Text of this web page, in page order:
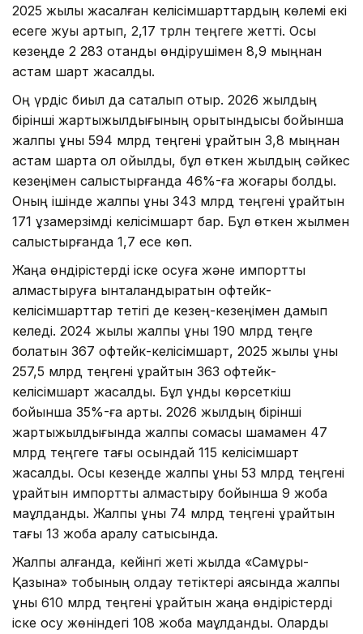
2025 жылы жасалған келісімшарттардың көлемі екі
есеге жуық артып, 2,17 трлн теңгеге жетті. Осы
кезеңде 2 283 отандық өндірушімен 8,9 мыңнан
астам шарт жасалды.
Оң үрдіс биыл да сақталып отыр. 2026 жылдың
бірінші жартыжылдығының қорытындысы бойынша
жалпы құны 594 млрд теңгені құрайтын 3,8 мыңнан
астам шартқа қол қойылды, бұл өткен жылдың сәйкес
кезеңімен салыстырғанда 46%-ға жоғары болды.
Оның ішінде жалпы құны 343 млрд теңгені құрайтын
171 ұзақмерзімді келісімшарт бар. Бұл өткен жылмен
салыстырғанда 1,7 есе көп.
Жаңа өндірістерді іске қосуға және импортты
алмастыруға ынталандыратын офтейк-
келісімшарттар тетігі де кезең-кезеңімен дамып
келеді. 2024 жылы жалпы құны 190 млрд теңге
болатын 367 офтейк-келісімшарт, 2025 жылы құны
257,5 млрд теңгені құрайтын 363 офтейк-
келісімшарт жасалды. Бұл құндық көрсеткіш
бойынша 35%-ға артық. 2026 жылдың бірінші
жартыжылдығында жалпы сомасы шамамен 47
млрд теңгеге тағы осындай 115 келісімшарт
жасалды. Осы кезеңде жалпы құны 53 млрд теңгені
құрайтын импортты алмастыру бойынша 9 жоба
мақұлданды. Жалпы құны 74 млрд теңгені құрайтын
тағы 13 жоба қаралу сатысында.
Жалпы алғанда, кейінгі жеті жылда «Самұрық-
Қазына» тобының қолдау тетіктері аясында жалпы
құны 610 млрд теңгені құрайтын жаңа өндірістерді
іске қосу жөніндегі 108 жоба мақұлданды. Оларды